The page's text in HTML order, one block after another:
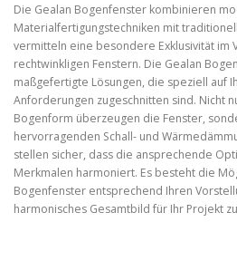
Die Gealan Bogenfenster kombinieren
Materialfertigungstechniken mit
vermitteln eine besondere Exklusivität im
rechtwinkligen Fenstern. Die Gealan
maßgefertigte Lösungen, die speziell auf
Anforderungen zugeschnitten sind. Nicht
Bogenform überzeugen die Fenster,
hervorragenden Schall- und
stellen sicher, dass die ansprechende
Merkmalen harmoniert. Es besteht die
Bogenfenster entsprechend Ihren
harmonisches Gesamtbild für Ihr Projekt